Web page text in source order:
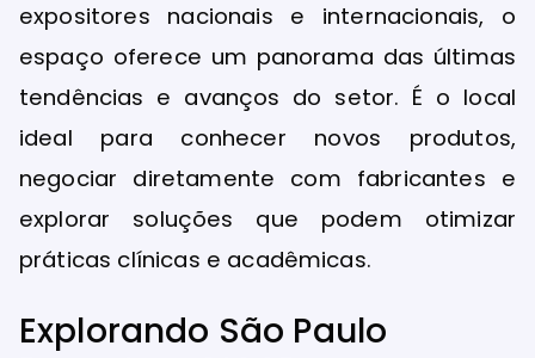
expositores nacionais e internacionais, o
espaço oferece um panorama das últimas
tendências e avanços do setor. É o local
ideal para conhecer novos produtos,
negociar diretamente com fabricantes e
explorar soluções que podem otimizar
práticas clínicas e acadêmicas.
Explorando São Paulo